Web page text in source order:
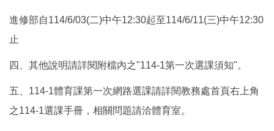
進修部自114/6/03(二)中午12:30起至114/6/11(三)中午12:30
止
四、其他說明請詳閱附檔內之"114-1第一次選課須知"。
五、114-1體育課第一次網路選課請詳閱教務處首頁右上角
之114-1選課手冊，相關問題請洽體育室。